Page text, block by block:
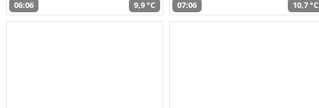
06:06 9,9 °C 07:06 10,7 °C